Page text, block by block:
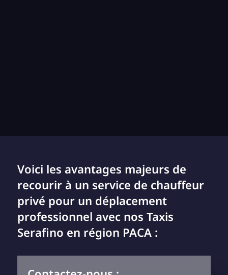
Voici les avantages majeurs de
recourir à un service de chauffeur
privé pour un déplacement
professionnel avec nos Taxis
Serafino en région PACA :